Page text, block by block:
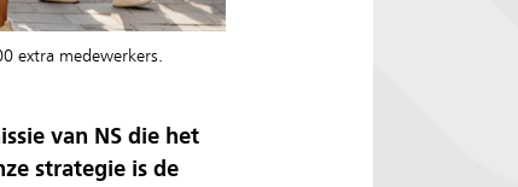
extra medewerkers.
van NS die het
strategie is de